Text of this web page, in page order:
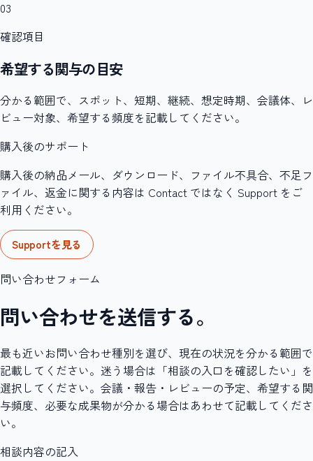
03
確認項目
希望する関与の目安
分かる範囲で、スポット、短期、継続、想定時期、会議体、レ
ビュー対象、希望する頻度を記載してください。
購入後のサポート
購入後の納品メール、ダウンロード、ファイル不具合、不足フ
ァイル、返金に関する内容は Contact ではなく Support をご
利用ください。
Supportを見る
問い合わせフォーム
問い合わせを送信する。
最も近いお問い合わせ種別を選び、現在の状況を分かる範囲で
記載してください。迷う場合は「相談の入口を確認したい」を
選択してください。会議・報告・レビューの予定、希望する関
与頻度、必要な成果物が分かる場合はあわせて記載してくださ
い。
相談内容の記入